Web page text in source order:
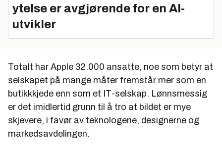
ytelse er avgjørende for en AI-
utvikler
Totalt har Apple 32.000 ansatte, noe som betyr at
selskapet på mange måter fremstår mer som en
butikkkjede enn som et IT-selskap. Lønnsmessig
er det imidlertid grunn til å tro at bildet er mye
skjevere, i favør av teknologene, designerne og
markedsavdelingen.